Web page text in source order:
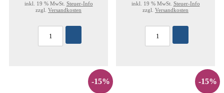
inkl. 19 % MwSt. Steuer-Info
zzgl. Versandkosten
inkl. 19 % MwSt. Steuer-Info
zzgl. Versandkosten
-15% -15%